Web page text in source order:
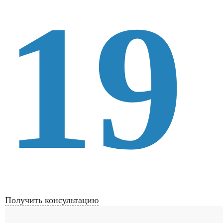
19
Получить консультацию